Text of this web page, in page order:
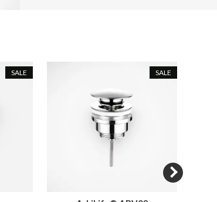
SALE SALE